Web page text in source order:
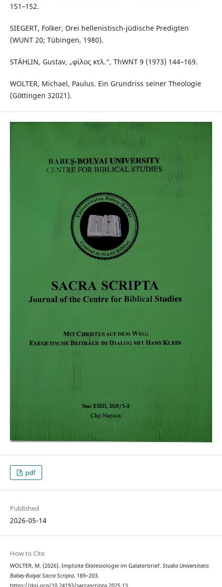
151–152.
SIEGERT, Folker, Drei hellenistisch-jüdische Predigten
(WUNT 20; Tübingen, 1980).
STÄHLIN, Gustav, „φίλος κτλ.“, ThWNT 9 (1973) 144–169.
WOLTER, Michael, Paulus. Ein Grundriss seiner Theologie
(Göttingen 32021).
pdf
Published
2026-05-14
How to Cite
WOLTER, M. (2026). Implizite Ekklesiologie im Galaterbrief. Studia Universitatis
Babeș-Bolyai Sacra Scripta, 189–203.
https://doi.org/10.24193/sacrascripta.2025.13